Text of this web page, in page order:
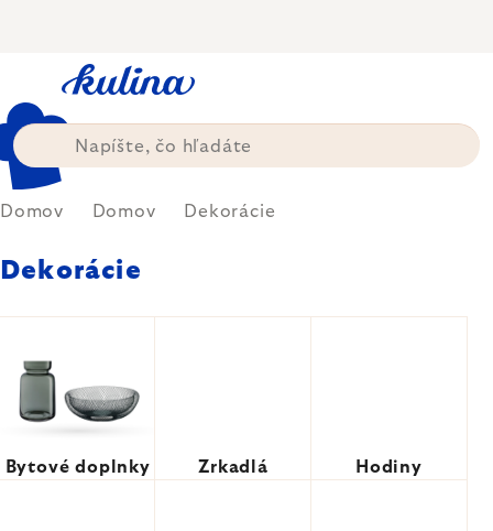
Domov Domov Dekorácie
Dekorácie
Bytové doplnky Zrkadlá Hodiny